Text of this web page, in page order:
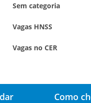
Sem categoria
Vagas HNSS
Vagas no CER
Como